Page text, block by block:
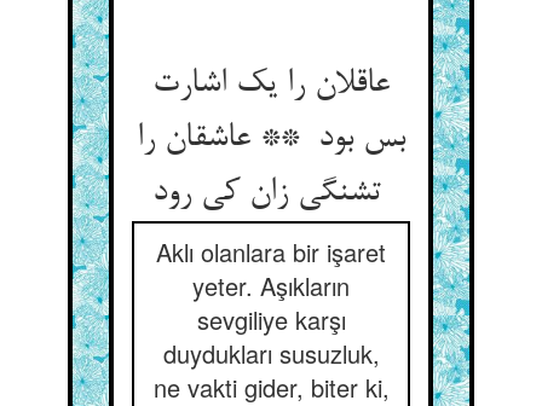
عاقلان را یک اشارت
بس بود ** عاشقان را
تشنگی زان کی رود
Aklı olanlara bir işaret
yeter. Aşıkların
sevgiliye karşı
duydukları susuzluk,
ne vakti gider, biter ki,